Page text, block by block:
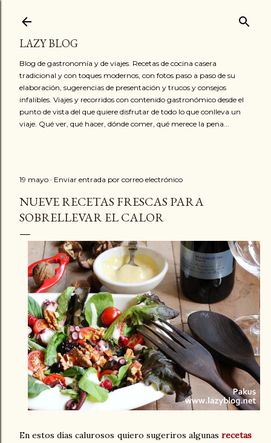
LAZY BLOG
Blog de gastronomía y de viajes. Recetas de cocina casera
tradicional y con toques modernos, con fotos paso a paso de su
elaboración, sugerencias de presentación y trucos y consejos
infalibles. Viajes y recorridos con contenido gastronómico desde el
punto de vista del que quiere disfrutar de todo lo que conlleva un
viaje. Qué ver, qué hacer, dónde comer, qué merece la pena...
19 mayo Enviar entrada por correo electrónico
NUEVE RECETAS FRESCAS PARA
SOBRELLEVAR EL CALOR
En estos días calurosos quiero sugeriros algunas recetas